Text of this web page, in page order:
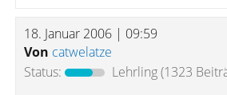
18. Januar 2006 | 09:59
Von catwelatze
Status:
Lehrling(1323